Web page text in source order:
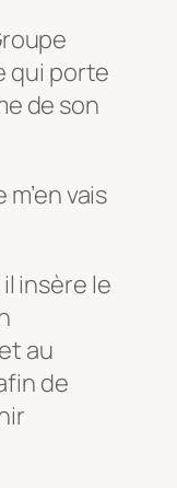
qui porte
de son
m’en vais
insère le
au
de